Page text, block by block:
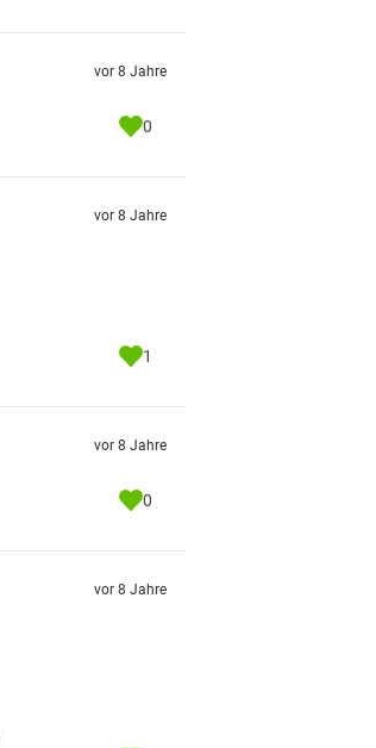
vor 8 Jahre
0
vor 8 Jahre
1
vor 8 Jahre
0
vor 8 Jahre